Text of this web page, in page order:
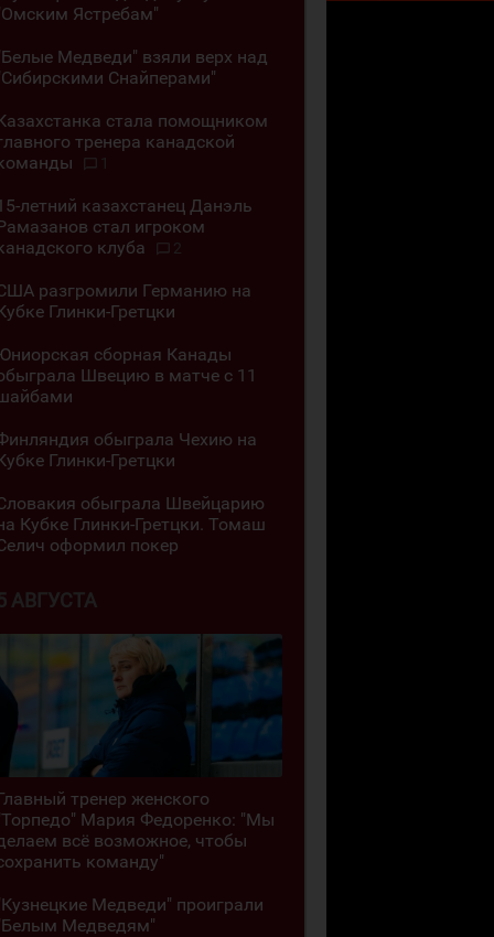
Ястребам"
Медведи" взяли верх над
Снайперами"
стала помощником
тренера канадской
1
летний казахстанец Данэль
стал игроком
клуба
2
разгромили Германию на
Глинки-Гретцки
сборная Канады
Швецию в матче с 11
обыграла Чехию на
Глинки-Гретцки
обыграла Швейцарию
Кубке Глинки-Гретцки. Томаш
оформил покер
АВГУСТА
тренер женского
Мария Федоренко: "Мы
всё возможное, чтобы
команду"
Медведи" проиграли
Медведям"